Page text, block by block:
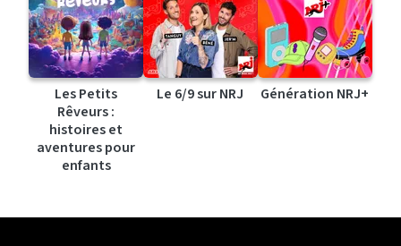
Les Petits
Rêveurs :
histoires et
aventures pour
enfants
Le 6/9 sur NRJ Génération NRJ+